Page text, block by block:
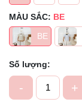
MÀU SẮC: BE
BE
Số lượng:
- +